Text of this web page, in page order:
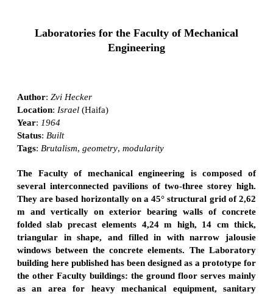
Laboratories for the Faculty of Mechanical
Engineering
Author: Zvi Hecker
Location: Israel (Haifa)
Year: 1964
Status: Built
Tags: Brutalism, geometry, modularity
The Faculty of mechanical engineering is composed of
several interconnected pavilions of two-three storey high.
They are based horizontally on a 45° structural grid of 2,62
m and vertically on exterior bearing walls of concrete
folded slab precast elements 4,24 m high, 14 cm thick,
triangular in shape, and filled in with narrow jalousie
windows between the concrete elements. The Laboratory
building here published has been designed as a prototype for
the other Faculty buildings: the ground floor serves mainly
as an area for heavy mechanical equipment, sanitary